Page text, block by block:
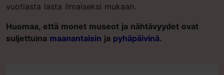
vuotiasta lasta ilmaiseksi mukaan.
Huomaa, että monet museot ja nähtävyydet ovat
suljettuina maanantaisin ja pyhäpäivinä.